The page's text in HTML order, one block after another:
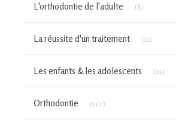
L'orthodontie de l'adulte (8)
La réussite d'un traitement (11)
Les enfants & les adolescents (21)
Orthodontie (110)